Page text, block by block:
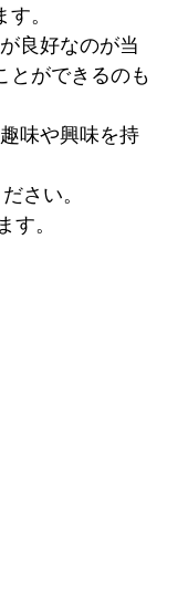
。
良好なのが当
とができるのも
味や興味を持
さい。
。